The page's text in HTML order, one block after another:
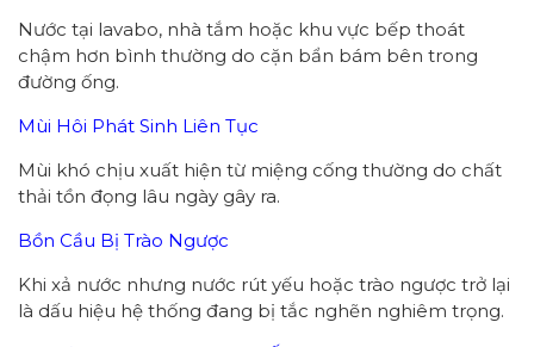
Nước tại lavabo, nhà tắm hoặc khu vực bếp thoát
chậm hơn bình thường do cặn bẩn bám bên trong
đường ống.
Mùi Hôi Phát Sinh Liên Tục
Mùi khó chịu xuất hiện từ miệng cống thường do chất
thải tồn đọng lâu ngày gây ra.
Bồn Cầu Bị Trào Ngược
Khi xả nước nhưng nước rút yếu hoặc trào ngược trở lại
là dấu hiệu hệ thống đang bị tắc nghẽn nghiêm trọng.